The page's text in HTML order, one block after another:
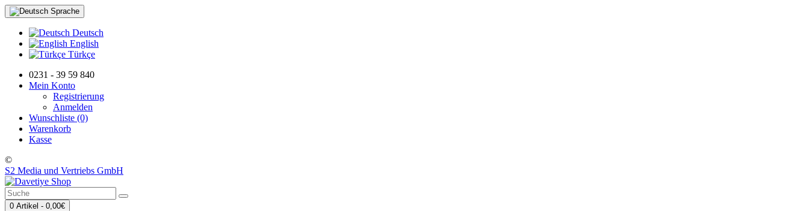
Sprache
Deutsch
English
Türkçe
0231 - 39 59 840
Mein Konto
Registrierung
Anmelden
Wunschliste (0)
Warenkorb
Kasse
©
S2 Media und Vertriebs GmbH
0 Artikel - 0,00€